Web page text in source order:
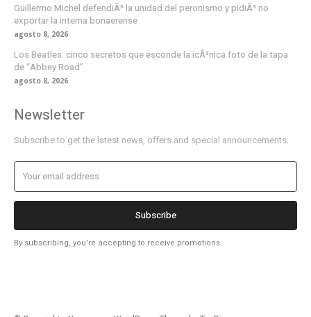
Guillermo Michel defendiÃ³ la unidad del peronismo y pidiÃ³ no
exportar la interna bonaerense
agosto 8, 2026
Los Beatles: cinco secretos que esconde la icÃ³nica foto de la tapa
de “Abbey Road”
agosto 8, 2026
Newsletter
Subscribe to get the latest news, offers and special announcements.
Subscribe
By subscribing, you're accepting to receive promotions.